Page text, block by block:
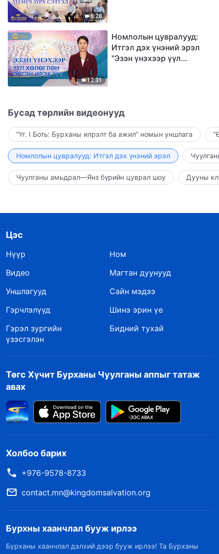
6:28
12:31
Номлолын цувралууд:
Итгэл дэх үнэний эрэл
"Эзэн үнэхээр үүл
Бусад төрлийн видеонууд
“Үг. I Боть: Бурханы илрэлт ба ажил” номын уншлага
Номлолын цувралууд: Итгэл дэх үнэний эрэл
Чуулганы амьдрал—Янз бүрийн цуврал шоу Дууны
Цэс
Нүүр
Ном
Видео
Магтан дуунууд
Уншлагууд
Сайн мэдээ
Гэрчлэлүүд
Шинэ эрин үе
Гэрэл зургийн
үзэсгэлэн
Бидний тухай
Төгс Хүчит Бурханы Чуулганы аппыг татаж
авах
Холбоо барих
+976-9578-8733
contact.mn@kingdomsalvation.org
Бурхны хаанчлал бууж ирлээ
Бурханы хаанчлал дэлхий дээр бууж ирлээ! Та Бурханы